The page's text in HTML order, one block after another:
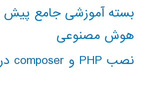
بسته آموزشی جامع پیش
هوش مصنوعی
نصب PHP و composer در ویندوز 10